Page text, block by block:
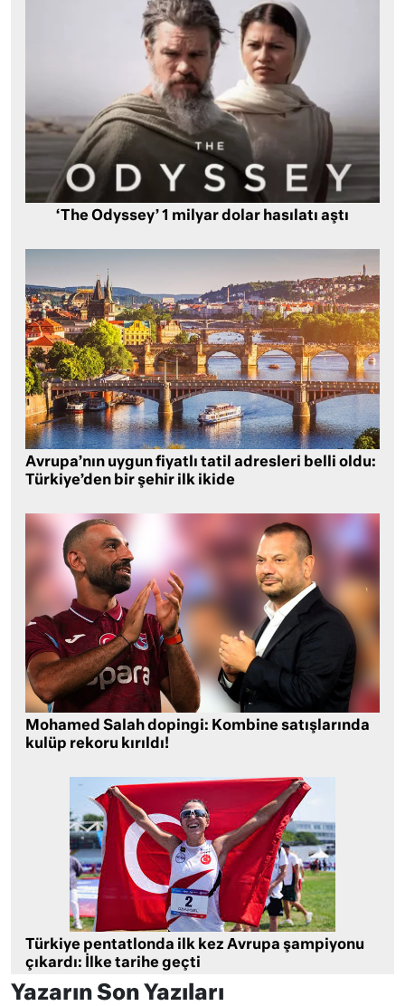
‘The Odyssey’ 1 milyar dolar hasılatı aştı
Avrupa’nın uygun fiyatlı tatil adresleri belli oldu:
Türkiye’den bir şehir ilk ikide
Mohamed Salah dopingi: Kombine satışlarında
kulüp rekoru kırıldı!
Türkiye pentatlonda ilk kez Avrupa şampiyonu
çıkardı: İlke tarihe geçti
Yazarın Son Yazıları